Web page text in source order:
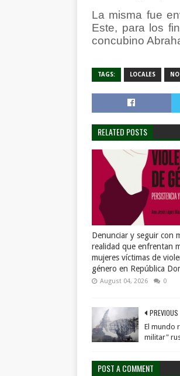
La misma fue
Este, para los
concubino
TAGS: LOCALES
RELATED POSTS
Denunciar y seguir con
realidad que enfrentan
mujeres víctimas de
género en República
August 04, 2026 0
PREVIOUS
El mundo
militar"
POST A COMMENT